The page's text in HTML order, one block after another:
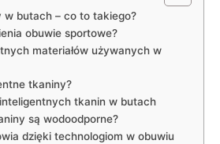
w butach – co to takiego?
obuwie sportowe?
materiałów używanych w
tkaniny?
tkanin w butach
są wodoodporne?
dzięki technologiom w obuwiu